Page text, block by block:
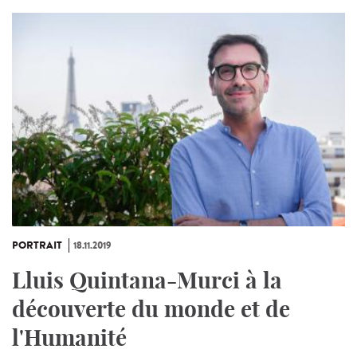
PORTRAIT 18.11.2019
Lluis Quintana-Murci à la
découverte du monde et de
l'Humanité